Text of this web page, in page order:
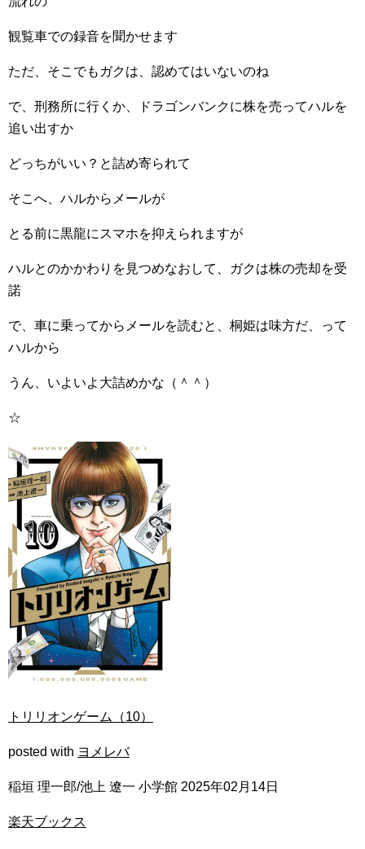
観覧車での録音を聞かせます
ただ、そこでもガクは、認めてはいないのね
で、刑務所に行くか、ドラゴンバンクに株を売ってハルを
追い出すか
どっちがいい？と詰め寄られて
そこへ、ハルからメールが
とる前に黒龍にスマホを抑えられますが
ハルとのかかわりを見つめなおして、ガクは株の売却を受
諾
で、車に乗ってからメールを読むと、桐姫は味方だ、って
ハルから
うん、いよいよ大詰めかな（＾＾）
☆
トリリオンゲーム（10）
posted with ヨメレバ
稲垣 理一郎/池上 遼一 小学館 2025年02月14日
楽天ブックス